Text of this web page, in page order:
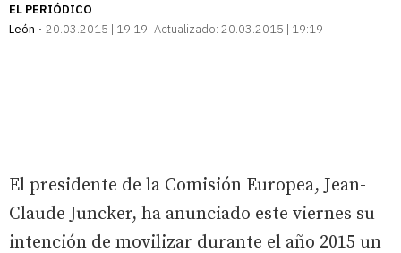
EL PERIÓDICO
León
20.03.2015 | 19:19 Actualizado: 20.03.2015 | 19:19
El presidente de la Comisión Europea, Jean-
Claude Juncker, ha anunciado este viernes su
intención de movilizar durante el año 2015 un